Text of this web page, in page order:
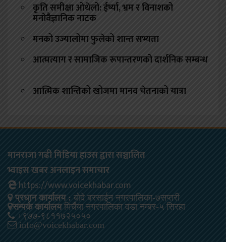
कृति समीक्षा ओथेलो: ईर्ष्या, भ्रम र विनाशको
मनोवैज्ञानिक नाटक
मनको उज्यालोमा फुलेको शान्त सभ्यता
आत्मत्याग र सामाजिक रूपान्तरणको दार्शनिक सम्बन्ध
आत्मिक शान्तिको खोजमा मानव चेतनाको यात्रा
मानराजा गढी मिडिया हाउस द्वारा सञ्चालित
भ्वाइस खबर अनलाइन समाचार
https://www.voicekhabar.com
प्रधान कार्यालय : बोदे बरसाईन नगरपालिका-७सप्तरी
सम्पर्क कार्यालयमिर्चैया नगरपालिका वडा नम्बर-५ सिरहा
+९७७-९८११७२५०५०
info@voicekhabar.com